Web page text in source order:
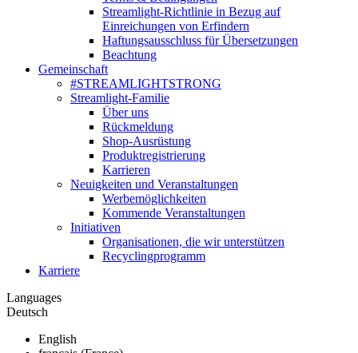
Streamlight-Richtlinie in Bezug auf
Einreichungen von Erfindern
Haftungsausschluss für Übersetzungen
Beachtung
Gemeinschaft
#STREAMLIGHTSTRONG
Streamlight-Familie
Über uns
Rückmeldung
Shop-Ausrüstung
Produktregistrierung
Karrieren
Neuigkeiten und Veranstaltungen
Werbemöglichkeiten
Kommende Veranstaltungen
Initiativen
Organisationen, die wir unterstützen
Recyclingprogramm
Karriere
Languages
Deutsch
English